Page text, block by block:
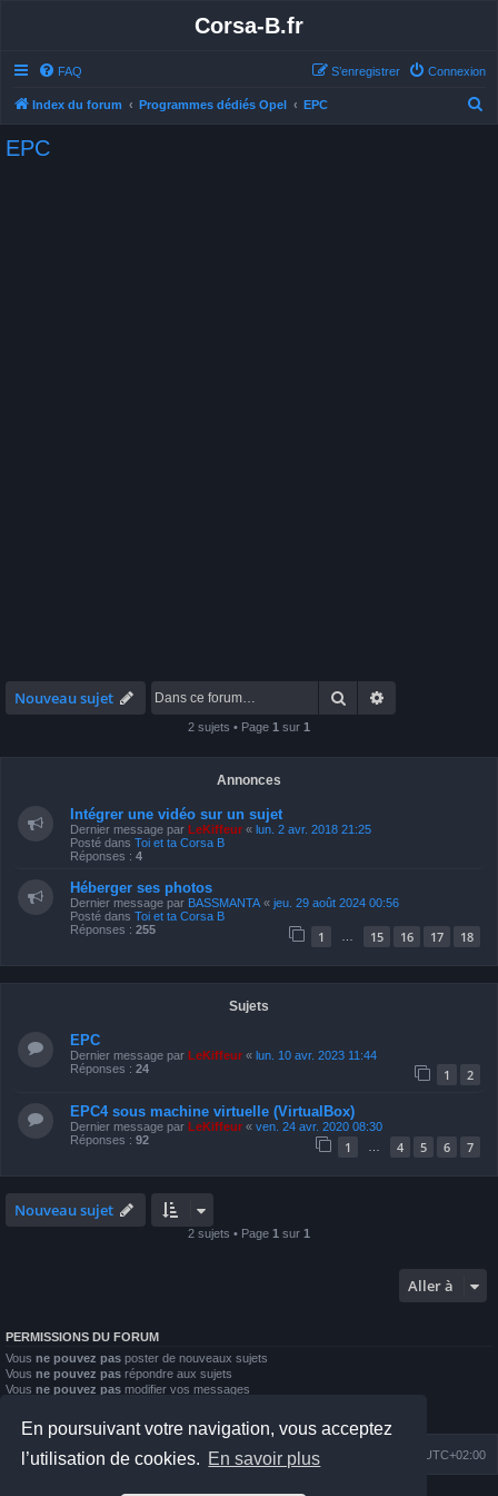
En poursuivant votre navigation, vous acceptez
l’utilisation de cookies. En savoir plus
Corsa-B.fr
FAQ Connexion
S’enregistrer
Index du forum Programmes dédiés Opel EPC
EPC
Nouveau sujet Rechercher
2 sujets • Page 1 sur 1
Annonces
Intégrer une vidéo sur un sujet
Dernier message par LeKiffeur « lun. 2 avr. 2018 21:25
Posté dans Toi et ta Corsa B
Réponses : 4
Héberger ses photos
Dernier message par BASSMANTA « jeu. 29 août 2024 00:56
Posté dans Toi et ta Corsa B
Réponses : 255 1 15 16 17 18
Sujets
EPC
Dernier message par LeKiffeur « lun. 10 avr. 2023 11:44
Réponses : 24 1 2
EPC4 sous machine virtuelle (VirtualBox)
Dernier message par LeKiffeur « ven. 24 avr. 2020 08:30
Réponses : 92 1 4 5 6 7
Nouveau sujet
2 sujets • Page 1 sur 1
Aller à
PERMISSIONS DU FORUM
Vous ne pouvez pas poster de nouveaux sujets
Vous ne pouvez pas répondre aux sujets
Vous ne pouvez pas modifier vos messages
Vous
ne pouvez pas joindre des fichiers
Index du forum UTC+02:00
Nous contacter